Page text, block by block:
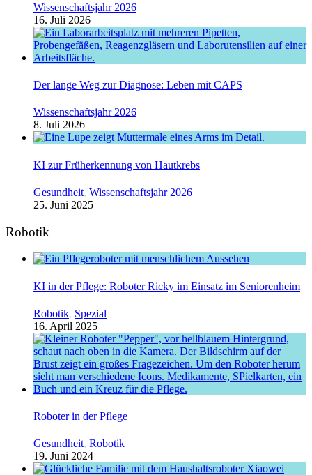
Wissenschaftsjahr 2026
16. Juli 2026
Der lange Weg zur Diagnose: Leben mit CAPS
Wissenschaftsjahr 2026
8. Juli 2026
KI zur Früherkennung von Hautkrebs
Gesundheit, Wissenschaftsjahr 2026
25. Juni 2025
Robotik
KI in der Pflege: Roboter Ricky im Einsatz im Seniorenheim
Robotik, Spezial
16. April 2025
Roboter in der Pflege
Gesundheit, Robotik
19. Juni 2024